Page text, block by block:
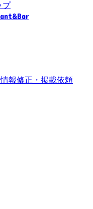
プ
報修正・掲載依頼